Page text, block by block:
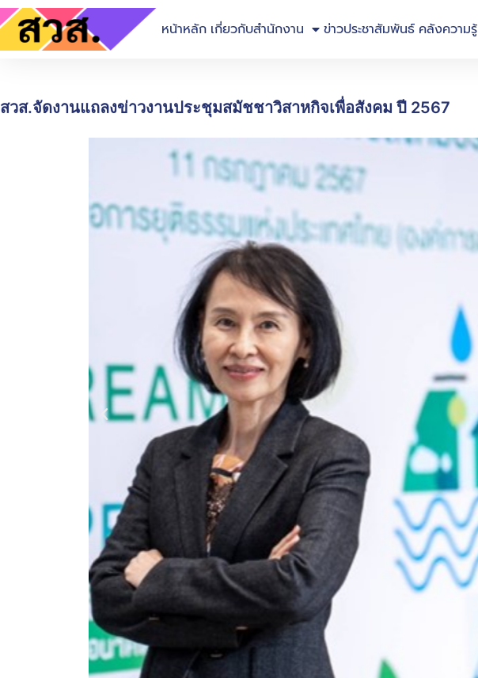
หน้าหลัก เกี่ยวกับสำนักงาน ข่าวประชาสัมพันธ์ คลังความรู้
สวส.จัดงานแถลงข่าวงานประชุมสมัชชาวิสาหกิจเพื่อสังคม ปี 2567